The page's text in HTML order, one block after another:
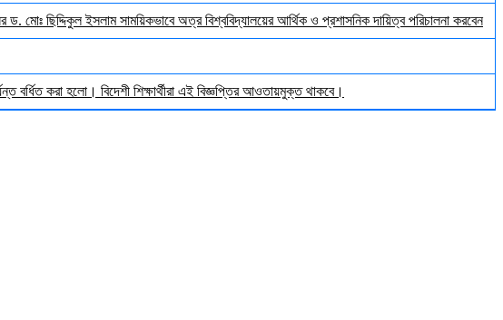
মোঃ ছিদ্দিকুল ইসলাম সাময়িকভাবে অত্র বিশ্ববিদ্যালয়ের আর্থিক ও প্রশাসনিক দায়িত্ব পরিচালনা করবেন
বর্ধিত করা হলো। বিদেশী শিক্ষার্থীরা এই বিজ্ঞপ্তির আওতায়মুক্ত থাকবে।